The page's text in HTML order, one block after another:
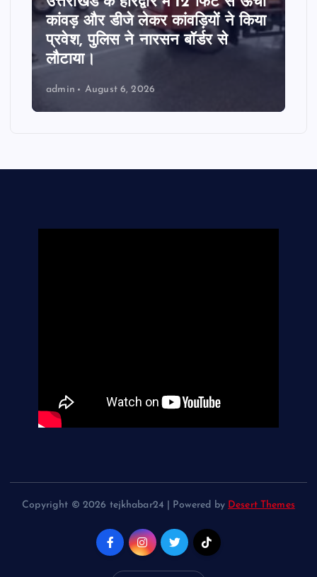
कांवड़ और डीजे लेकर कांवड़ियों ने किया
प्रवेश, पुलिस ने नारसन बॉर्डर से
लौटाया।
admin August 6, 2026
Copyright © 2026 tejkhabar24 | Powered by Desert Themes